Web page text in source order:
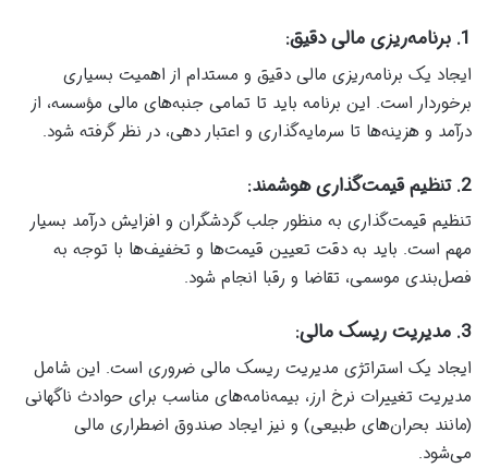
1. برنامه‌ریزی مالی دقیق:
ایجاد یک برنامه‌ریزی مالی دقیق و مستدام از اهمیت بسیاری
برخوردار است. این برنامه باید تا تمامی جنبه‌های مالی مؤسسه، از
درآمد و هزینه‌ها تا سرمایه‌گذاری و اعتبار دهی، در نظر گرفته شود.
2. تنظیم قیمت‌گذاری هوشمند:
تنظیم قیمت‌گذاری به منظور جلب گردشگران و افزایش درآمد بسیار
مهم است. باید به دقت تعیین قیمت‌ها و تخفیف‌ها با توجه به
فصل‌بندی موسمی، تقاضا و رقبا انجام شود.
3. مدیریت ریسک مالی:
ایجاد یک استراتژی مدیریت ریسک مالی ضروری است. این شامل
مدیریت تغییرات نرخ ارز، بیمه‌نامه‌های مناسب برای حوادث ناگهانی
(مانند بحران‌های طبیعی) و نیز ایجاد صندوق اضطراری مالی
می‌شود.